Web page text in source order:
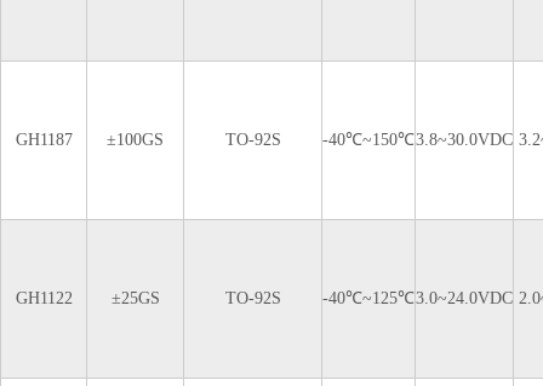
GH1187 ±100GS TO-92S -40℃~150℃3.8~30.0VDC
GH1122 ±25GS TO-92S -40℃~125℃3.0~24.0VDC